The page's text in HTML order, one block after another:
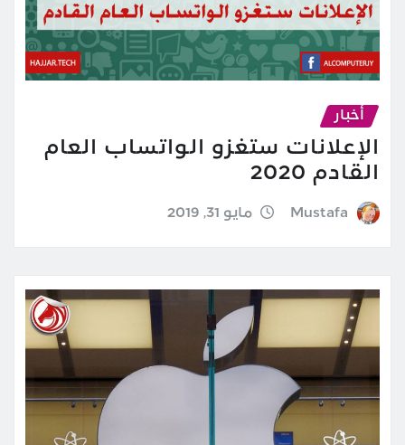
أخبار
الإعلانات ستغزو الواتساب العام
القادم 2020
Mustafa مايو 31, 2019